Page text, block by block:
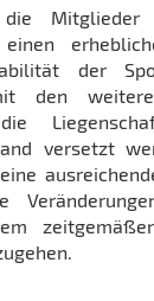
einen
der
den
versetzt